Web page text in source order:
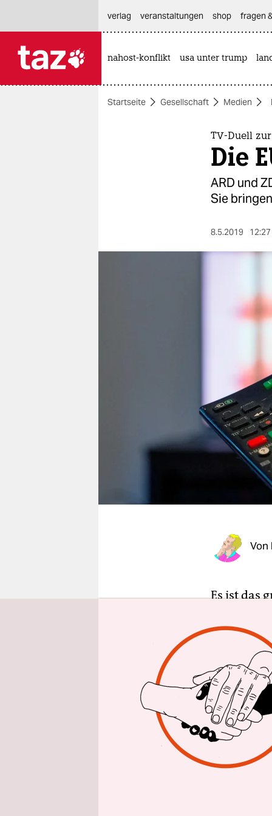
themen
fragen & hilfe
verlag
veranstaltungen shop fragen
nahost-konflikt usa unter trump
Startseite Gesellschaft Medien
TV-Duell
Die
ARD und
Sie
8.5.2019
Von
Es ist das
mehr
und
ger*innen
darum
von den
und
eigenes